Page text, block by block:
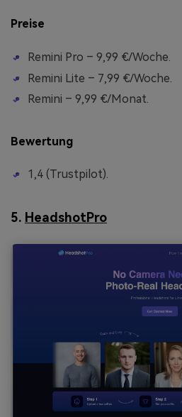
Preise
Remini Pro – 9,99 €/Woche.
Remini Lite – 7,99 €/Woche.
Remini – 9,99 €/Monat.
Bewertung
1,4 (Trustpilot).
5. HeadshotPro